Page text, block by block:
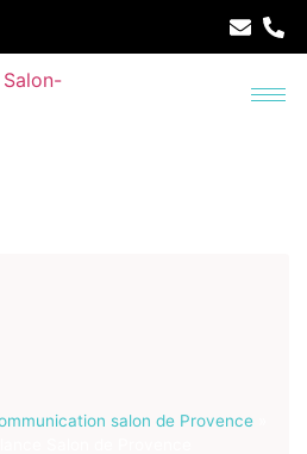
salon de Provence»